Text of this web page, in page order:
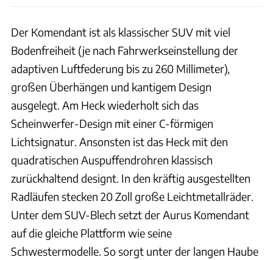
Der Komendant ist als klassischer SUV mit viel
Bodenfreiheit (je nach Fahrwerkseinstellung der
adaptiven Luftfederung bis zu 260 Millimeter),
großen Überhängen und kantigem Design
ausgelegt. Am Heck wiederholt sich das
Scheinwerfer-Design mit einer C-förmigen
Lichtsignatur. Ansonsten ist das Heck mit den
quadratischen Auspuffendrohren klassisch
zurückhaltend designt. In den kräftig ausgestellten
Radläufen stecken 20 Zoll große Leichtmetallräder.
Unter dem SUV-Blech setzt der Aurus Komendant
auf die gleiche Plattform wie seine
Schwestermodelle. So sorgt unter der langen Haube